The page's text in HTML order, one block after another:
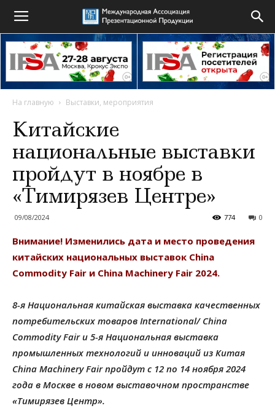
На главную Выставки, мероприятия
Китайские
национальные выставки
пройдут в ноябре в
«Тимирязев Центре»
09/08/2024 0
774
Внимание! Изменились дата и место проведения
китайских национальных выставок China
Commodity Fair и China Machinery Fair 2024.
8-я Национальная китайская выставка качественных
потребительских товаров International/ China
Commodity Fair и 5-я Национальная выставка
промышленных технологий и инноваций из Китая
China Machinery Fair пройдут с 12 по 14 ноября 2024
года в Москве в новом выставочном пространстве
«Тимирязев Центр».